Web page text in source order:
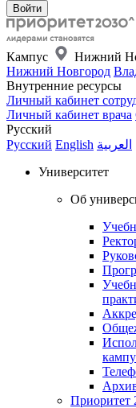
Кампус
Нижний
Нижний Новгород
Внутренние ресурсы
Личный кабинет
Личный кабинет врача
Русский
Русский English العربية
Университет
Об
Приоритет